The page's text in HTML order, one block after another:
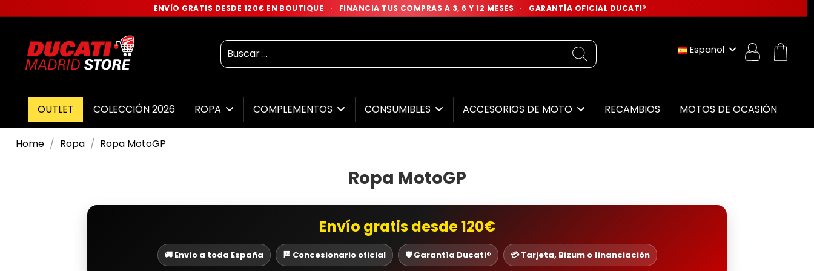
ENVÍO GRATIS DESDE 120€ EN BOUTIQUE · FINANCIA TUS COMPRAS A 3, 6 Y 12 MESES · GARANTÍA OFICIAL DUCATI®
Español
OUTLET COLECCIÓN 2026 ROPA COMPLEMENTOS CONSUMIBLES ACCESORIOS DE MOTO RECAMBIOS MOTOS DE OCASIÓN
Home Ropa Ropa MotoGP
Ropa MotoGP
Envío gratis desde 120€
🚚 Envío a toda España 🏁 Concesionario oficial 🛡️ Garantía Ducati® 💳 Tarjeta, Bizum o financiación